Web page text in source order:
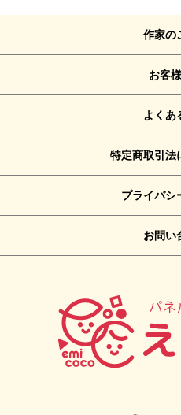
作家の
お客
よくあ
特定商取引法
プライバシ
お問い